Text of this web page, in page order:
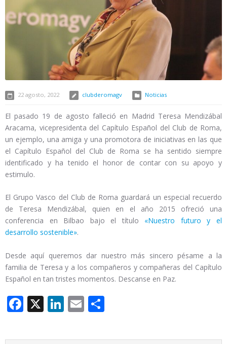
22 agosto, 2022 clubderomagv Noticias
El pasado 19 de agosto falleció en Madrid Teresa Mendizábal
Aracama, vicepresidenta del Capítulo Español del Club de Roma,
un ejemplo, una amiga y una promotora de iniciativas en las que
el Capítulo Español del Club de Roma se ha sentido siempre
identificado y ha tenido el honor de contar con su apoyo y
estimulo.
El Grupo Vasco del Club de Roma guardará un especial recuerdo
de Teresa Mendizábal, quien en el año 2015 ofreció una
conferencia en Bilbao bajo el título «Nuestro futuro y el
desarrollo sostenible».
Desde aquí queremos dar nuestro más sincero pésame a la
familia de Teresa y a los compañeros y compañeras del Capítulo
Español en tan tristes momentos. Descanse en Paz.
Facebook
X LinkedIn
Email